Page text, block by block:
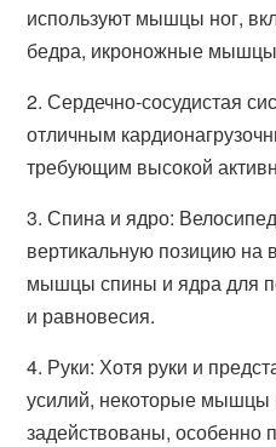
используют мышцы ног,
бедра, икроножные
2. Сердечно-сосудистая
отличным
требующим высокой
3. Спина и ядро:
вертикальную позицию на
мышцы спины и ядра для
и равновесия.
4. Руки: Хотя руки и
усилий, некоторые мышцы
задействованы, особенно